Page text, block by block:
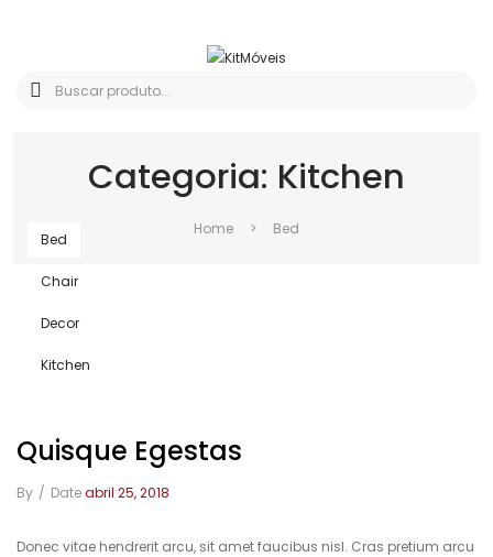
Categoria: Kitchen
Home > Bed
Bed
Chair
Decor
Kitchen
Quisque Egestas
By / Dateabril 25, 2018
Donec vitae hendrerit arcu, sit amet faucibus nisl. Cras pretium arcu